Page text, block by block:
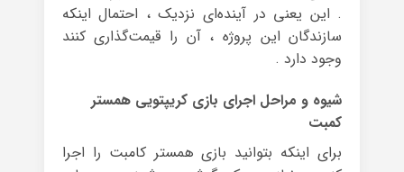
. این یعنی در آینده‌ای نزدیک ، احتمال اینکه
سازندگان این پروژه ، آن را قیمت‌گذاری کنند
وجود دارد .
شیوه و مراحل اجرای بازی کریپتویی همستر
کمبت
برای اینکه بتوانید بازی همستر کامبت را اجرا